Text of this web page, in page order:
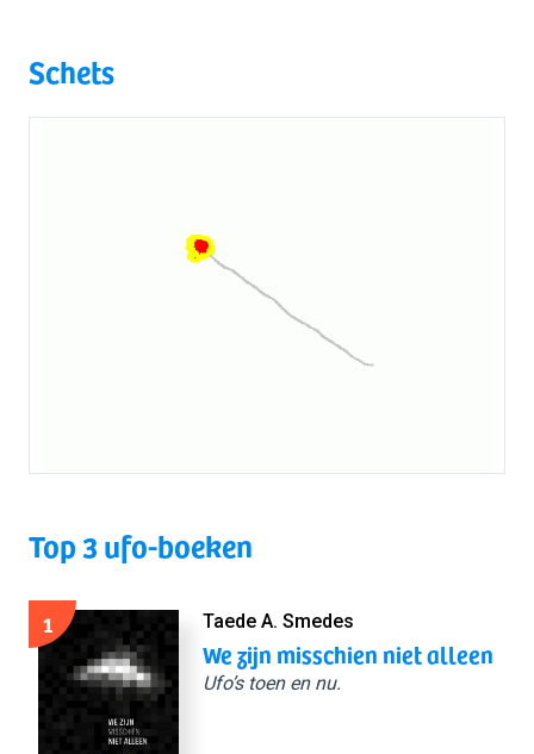
Schets
Top 3 ufo-boeken
1 Taede A. Smedes
We zijn misschien niet alleen
Ufo’s toen en nu.